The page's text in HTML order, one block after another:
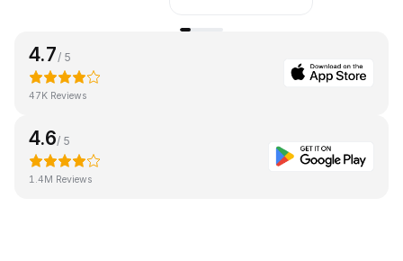
4.7 / 5
47K Reviews
4.6/ 5
1.4M Reviews